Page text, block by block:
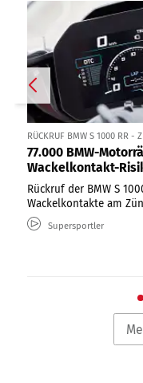
RÜCKRUF BMW S 1000 RR -
77.000 BMW-
Wackelkontakt-
Rückruf der BMW S
Wackelkontakte am
Supersportler